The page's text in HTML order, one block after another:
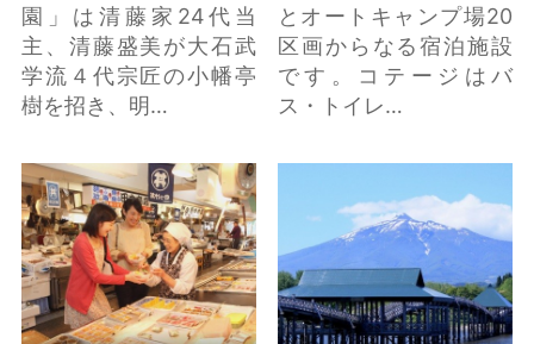
園」は清藤家24代当
主、清藤盛美が大石武
学流４代宗匠の小幡亭
樹を招き、明…
とオートキャンプ場20
区画からなる宿泊施設
です。コテージはバ
ス・トイレ…
青森魚菜センター「の
っけ丼」 の詳細はこち
ら
舞橋 の詳細はこちら